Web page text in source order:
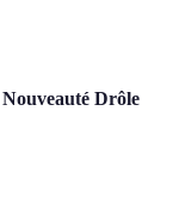
Drôle